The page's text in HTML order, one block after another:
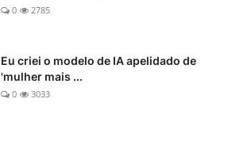
0 2785
Eu criei o modelo de IA apelidado de
'mulher mais ...
0 3033